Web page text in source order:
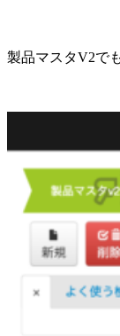
製品マスタV2で